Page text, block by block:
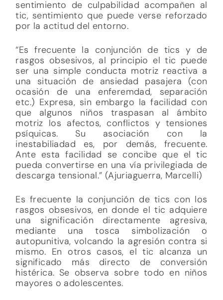
sentimiento de culpabilidad acompañen al
tic, sentimiento que puede verse reforzado
por la actitud del entorno.
“Es frecuente la conjunción de tics y de
rasgos obsesivos, al principio el tic puede
ser una simple conducta motriz reactiva a
una situación de ansiedad pasajera (con
ocasión de una enferemdad, separación
etc.) Expresa, sin embargo la facilidad con
que algunos niños traspasan al ámbito
motriz los afectos, conflictos y tensiones
psíquicas. Su asociación con la
inestabiliadad es, por demás, frecuente.
Ante esta facilidad se concibe que el tic
pueda convertirse en una vía privilegiada de
descarga tensional.” (Ajuriaguerra, Marcelli)
Es frecuente la conjunción de tics con los
rasgos obsesivos, en donde el tic adquiere
una significación directamente agresiva,
mediante una tosca simbolización o
autopunitiva, volcando la agresión contra si
mismo. En otros casos, el tic alcanza un
significado más directo de conversión
histérica. Se observa sobre todo en niños
mayores o adolescentes.